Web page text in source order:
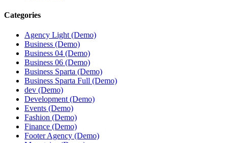
Categories
Agency Light (Demo)
Business (Demo)
Business 04 (Demo)
Business 06 (Demo)
Business Sparta (Demo)
Business Sparta Full (Demo)
dev (Demo)
Development (Demo)
Events (Demo)
Fashion (Demo)
Finance (Demo)
Footer Agency (Demo)